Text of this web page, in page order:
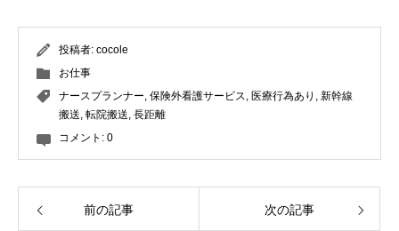
投稿者: cocole
お仕事
ナースプランナー 保険外看護サービス 医療行為あり
新幹線
搬送 転院搬送 長距離
コメント: 0
前の記事 次の記事